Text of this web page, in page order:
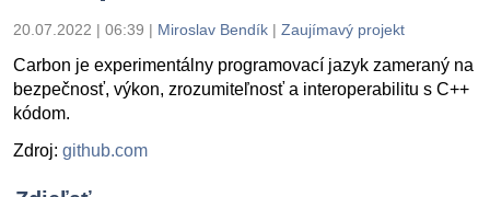
20.07.2022 | 06:39 | Miroslav Bendík | Zaujímavý projekt
Carbon je experimentálny programovací jazyk zameraný na
bezpečnosť, výkon, zrozumiteľnosť a interoperabilitu s C++
kódom.
Zdroj: github.com